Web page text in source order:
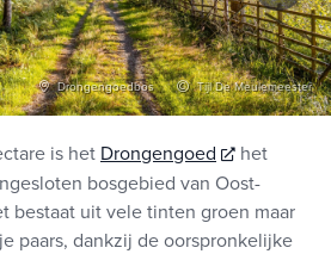
Drongengoedbos Tijl De Meulemeester
is het Drongengoed
het
bosgebied van Oost-
bestaat uit vele tinten groen maar
paars, dankzij de oorspronkelijke